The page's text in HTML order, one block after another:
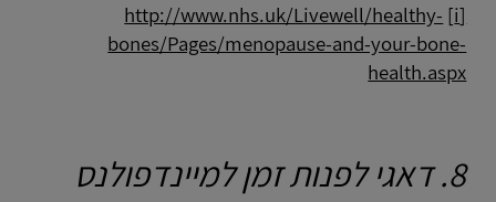
[i]
http://www.nhs.uk/Livewell/healthy-
bones/Pages/menopause-and-your-bone-
health.aspx
8. דאגי לפנות זמן למיינדפולנס